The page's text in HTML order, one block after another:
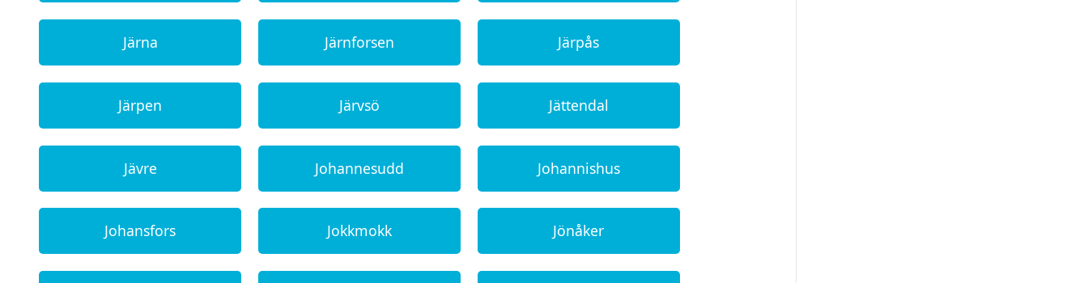
Järna Järnforsen Järpås
Järpen Järvsö Jättendal
Jävre Johannesudd Johannishus
Johansfors Jokkmokk Jönåker